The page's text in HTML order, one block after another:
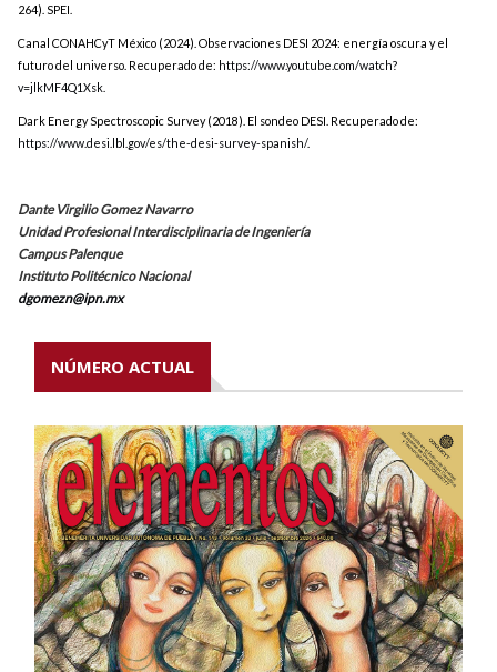
264). SPEI.
Canal CONAHCyT México (2024). Observaciones DESI 2024: energía oscura y el
futuro del universo. Recuperado de: https://www.youtube.com/watch?
v=jlkMF4Q1Xsk
Dark Energy Spectroscopic Survey (2018). El sondeo DESI. Recuperado de:
https://www.desi.lbl.gov/es/the-desi-survey-spanish/.
Dante Virgilio Gomez Navarro
Unidad Profesional Interdisciplinaria de Ingeniería
Campus Palenque
Instituto Politécnico Nacional
dgomezn@ipn.mx
NÚMERO ACTUAL